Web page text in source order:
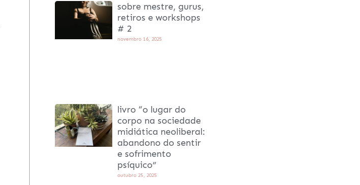
sobre mestre, gurus,
retiros e workshops
# 2
novembro 16, 2025
livro “o lugar do
corpo na sociedade
midiática neoliberal:
abandono do sentir
e sofrimento
psíquico”
outubro 25, 2025